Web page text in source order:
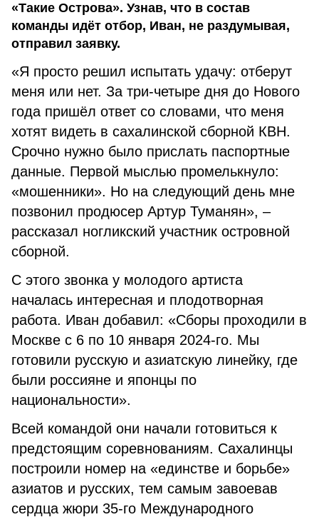
«Такие Острова». Узнав, что в состав
команды идёт отбор, Иван, не раздумывая,
отправил заявку.
«Я просто решил испытать удачу: отберут
меня или нет. За три-четыре дня до Нового
года пришёл ответ со словами, что меня
хотят видеть в сахалинской сборной КВН.
Срочно нужно было прислать паспортные
данные. Первой мыслью промелькнуло:
«мошенники». Но на следующий день мне
позвонил продюсер Артур Туманян», –
рассказал ногликский участник островной
сборной.
С этого звонка у молодого артиста
началась интересная и плодотворная
работа. Иван добавил: «Сборы проходили в
Москве с 6 по 10 января 2024-го. Мы
готовили русскую и азиатскую линейку, где
были россияне и японцы по
национальности».
Всей командой они начали готовиться к
предстоящим соревнованиям. Сахалинцы
построили номер на «единстве и борьбе»
азиатов и русских, тем самым завоевав
сердца жюри 35-го Международного